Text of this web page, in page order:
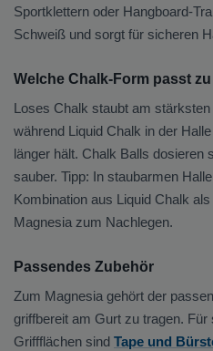
Sportklettern oder Hangboard-
Schweiß und sorgt für sicheren
Welche Chalk-Form passt
Loses Chalk staubt am
während Liquid Chalk in der
länger hält. Chalk Balls dosieren
sauber. Tipp: In staubarmen
Kombination aus Liquid Chalk
Magnesia zum Nachlegen.
Passendes Zubehör
Zum Magnesia gehört der
griffbereit am Gurt zu tragen. Für
Griffflächen sind Tape und